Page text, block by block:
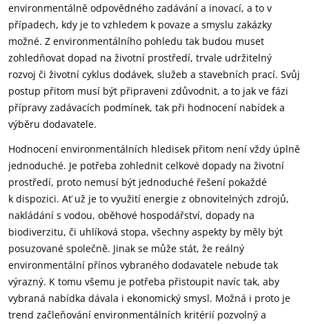
environmentálně odpovědného zadávání a inovací, a to v
případech, kdy je to vzhledem k povaze a smyslu zakázky
možné. Z environmentálního pohledu tak budou muset
zohledňovat dopad na životní prostředí, trvale udržitelný
rozvoj či životní cyklus dodávek, služeb a stavebních prací. Svůj
postup přitom musí být připraveni zdůvodnit, a to jak ve fázi
přípravy zadávacích podmínek, tak při hodnocení nabídek a
výběru dodavatele.
Hodnocení environmentálních hledisek přitom není vždy úplně
jednoduché. Je potřeba zohlednit celkové dopady na životní
prostředí, proto nemusí být jednoduché řešení pokaždé
k dispozici. Ať už je to využití energie z obnovitelných zdrojů,
nakládání s vodou, oběhové hospodářství, dopady na
biodiverzitu, či uhlíková stopa, všechny aspekty by měly být
posuzované společně. Jinak se může stát, že reálný
environmentální přínos vybraného dodavatele nebude tak
výrazný. K tomu všemu je potřeba přistoupit navíc tak, aby
vybraná nabídka dávala i ekonomický smysl. Možná i proto je
trend začleňování environmentálních kritérií pozvolný a